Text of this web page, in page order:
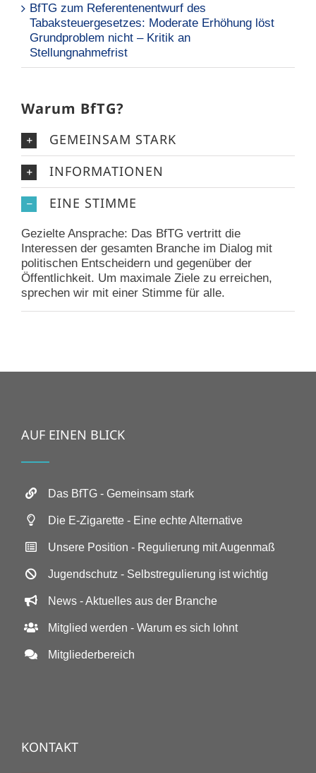
BfTG zum Referentenentwurf des
Tabaksteuergesetzes: Moderate Erhöhung löst
Grundproblem nicht – Kritik an
Stellungnahmefrist
Warum BfTG?
GEMEINSAM STARK
INFORMATIONEN
EINE STIMME
Gezielte Ansprache: Das BfTG vertritt die
Interessen der gesamten Branche im Dialog mit
politischen Entscheidern und gegenüber der
Öffentlichkeit. Um maximale Ziele zu erreichen,
sprechen wir mit einer Stimme für alle.
AUF EINEN BLICK
Das BfTG - Gemeinsam stark
Die E-Zigarette - Eine echte Alternative
Unsere Position - Regulierung mit Augenmaß
Jugendschutz - Selbstregulierung ist wichtig
News - Aktuelles aus der Branche
Mitglied werden - Warum es sich lohnt
Mitgliederbereich
KONTAKT